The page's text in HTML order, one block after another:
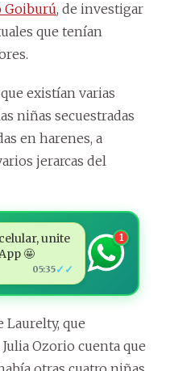
Goiburú, de investigar
que tenían
existían varias
niñas secuestradas
en harenes, a
jerarcas del
unite
🤩
05:35✓✓
1
Laurelty, que
Ozorio cuenta que